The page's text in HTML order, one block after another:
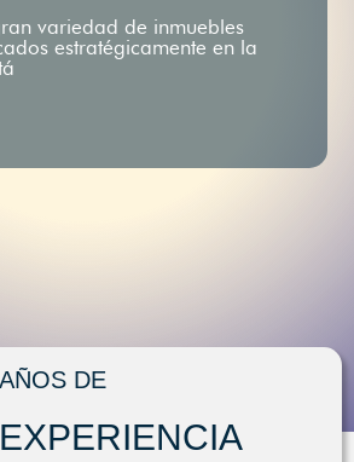
variedad de inmuebles
estratégicamente en la
AÑOS DE
EXPERIENCIA